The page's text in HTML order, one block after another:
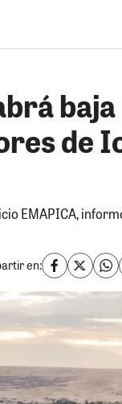
de
EMAPICA,
en: